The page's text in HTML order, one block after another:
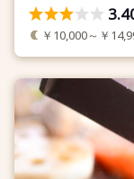
￥10,000～￥